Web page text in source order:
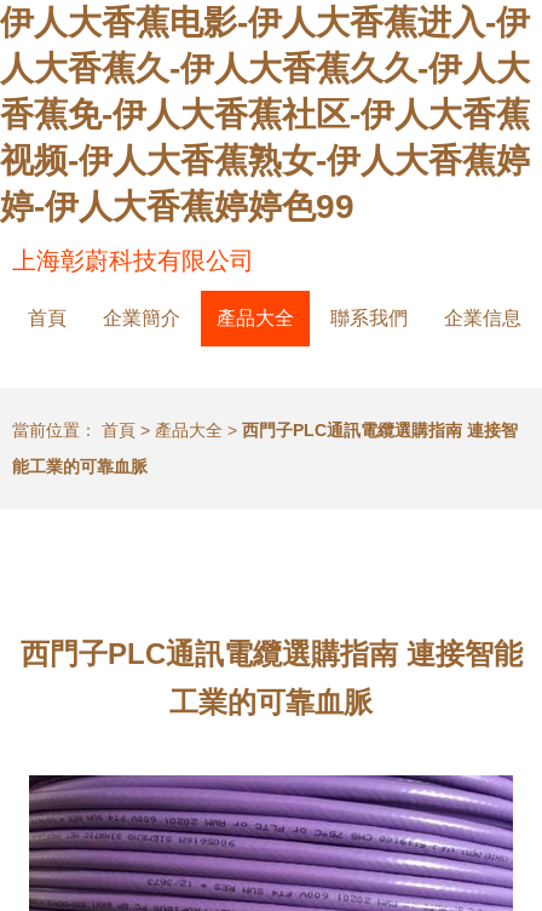
伊人大香蕉电影-伊人大香蕉进入-伊
人大香蕉久-伊人大香蕉久久-伊人大
香蕉免-伊人大香蕉社区-伊人大香蕉
视频-伊人大香蕉熟女-伊人大香蕉婷
婷-伊人大香蕉婷婷色99
上海彰蔚科技有限公司
首頁 企業簡介 產品大全 聯系我們 企業信息
當前位置： 首頁 > 產品大全 > 西門子PLC通訊電纜選購指南 連接智
能工業的可靠血脈
西門子PLC通訊電纜選購指南 連接智能
工業的可靠血脈